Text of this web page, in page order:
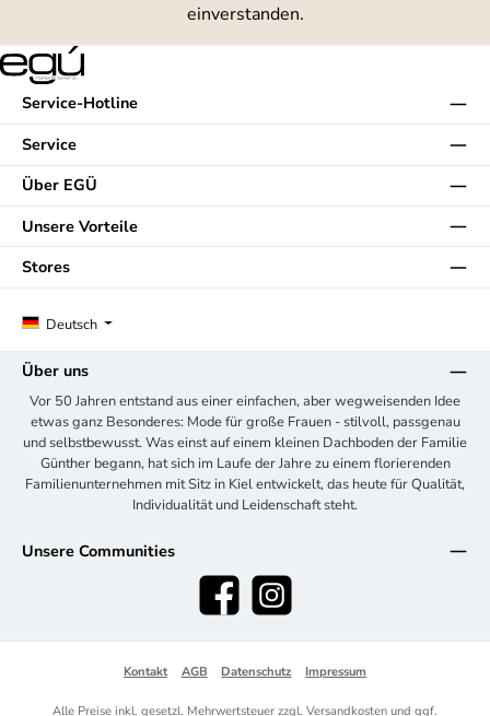
einverstanden.
Service-Hotline
Service
Über EGÜ
Unsere Vorteile
Deutsch
Stores
Über uns
Vor 50 Jahren entstand aus einer einfachen, aber wegweisenden Idee
etwas ganz Besonderes: Mode für große Frauen - stilvoll, passgenau
und selbstbewusst. Was einst auf einem kleinen Dachboden der Familie
Günther begann, hat sich im Laufe der Jahre zu einem florierenden
Familienunternehmen mit Sitz in Kiel entwickelt, das heute für Qualität,
Individualität und Leidenschaft steht.
Unsere Communities
Facebook Instagram
Kontakt AGB Datenschutz Impressum
Alle Preise inkl. gesetzl. Mehrwertsteuer zzgl. Versandkosten und ggf.